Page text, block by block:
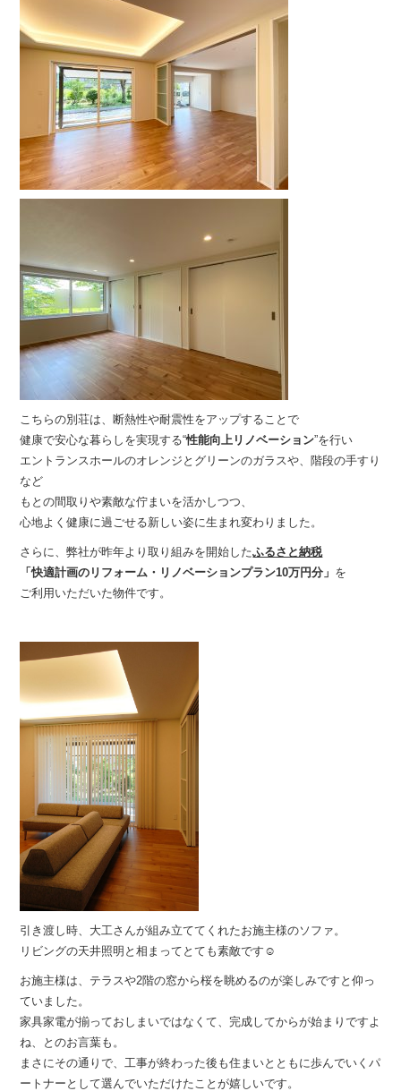
こちらの別荘は、断熱性や耐震性をアップすることで
健康で安心な暮らしを実現する“性能向上リノベーション”を行い
エントランスホールのオレンジとグリーンのガラスや、階段の手すり
など
もとの間取りや素敵な佇まいを活かしつつ、
心地よく健康に過ごせる新しい姿に生まれ変わりました。
さらに、弊社が昨年より取り組みを開始したふるさと納税
「快適計画のリフォーム・リノベーションプラン10万円分」 を
ご利用いただいた物件です。
引き渡し時、大工さんが組み立ててくれたお施主様のソファ。
リビングの天井照明と相まってとても素敵です☺︎
お施主様は、テラスや2階の窓から桜を眺めるのが楽しみですと仰っ
ていました。
家具家電が揃っておしまいではなくて、完成してからが始まりですよ
ね、とのお言葉も。
まさにその通りで、工事が終わった後も住まいとともに歩んでいくパ
ートナーとして選んでいただけたことが嬉しいです。